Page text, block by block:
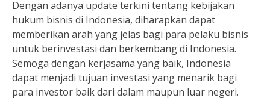
Dengan adanya update terkini tentang kebijakan
hukum bisnis di Indonesia, diharapkan dapat
memberikan arah yang jelas bagi para pelaku bisnis
untuk berinvestasi dan berkembang di Indonesia.
Semoga dengan kerjasama yang baik, Indonesia
dapat menjadi tujuan investasi yang menarik bagi
para investor baik dari dalam maupun luar negeri.